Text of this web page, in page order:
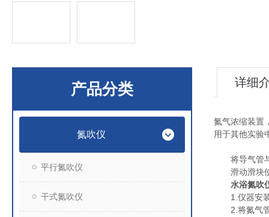
产品分类
氮吹仪
平行氮吹仪
干式氮吹仪
详细
氮气浓缩装置
用于其他实验
将导气管与
滑动滑块使
水浴氮吹
1.仪器安装
2.将氮气管